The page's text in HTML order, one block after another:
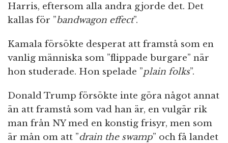
Harris, eftersom alla andra gjorde det. Det
kallas för ”bandwagon effect”.
Kamala försökte desperat att framstå som en
vanlig människa som ”flippade burgare” när
hon studerade. Hon spelade ”plain folks”.
Donald Trump försökte inte göra något annat
än att framstå som vad han är, en vulgär rik
man från NY med en konstig frisyr, men som
är mån om att ”drain the swamp” och få landet